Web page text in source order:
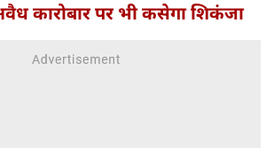
कारोबार पर भी कसेगा शिकंजा